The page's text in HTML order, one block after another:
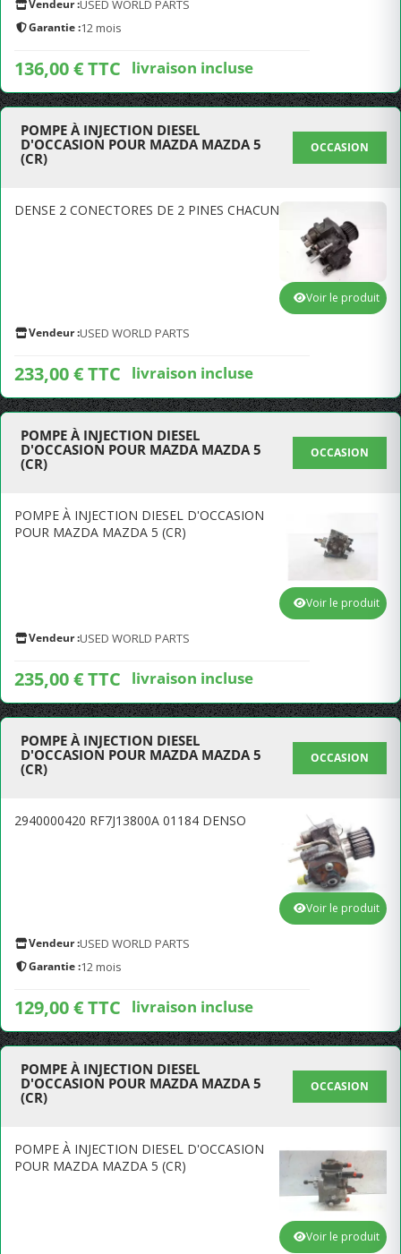
Vendeur :USED WORLD PARTS
Garantie :12 mois
136,00 € TTC livraison incluse
POMPE À INJECTION DIESEL
D'OCCASION POUR MAZDA MAZDA 5
(CR)
OCCASION
DENSE 2 CONECTORES DE 2 PINES CHACUN
Vendeur :USED WORLD PARTS
233,00 € TTC livraison incluse
Voir le produit
POMPE À INJECTION DIESEL
D'OCCASION POUR MAZDA MAZDA 5
(CR)
OCCASION
POMPE À INJECTION DIESEL D'OCCASION
POUR MAZDA MAZDA 5 (CR)
Vendeur :USED WORLD PARTS
235,00 € TTC livraison incluse
Voir le produit
POMPE À INJECTION DIESEL
D'OCCASION POUR MAZDA MAZDA 5
(CR)
OCCASION
2940000420 RF7J13800A 01184 DENSO
Vendeur :USED WORLD PARTS
Garantie :12 mois
129,00 € TTC livraison incluse
Voir le produit
POMPE À INJECTION DIESEL
D'OCCASION POUR MAZDA MAZDA 5
(CR)
OCCASION
POMPE À INJECTION DIESEL D'OCCASION
POUR MAZDA MAZDA 5 (CR)
Voir le produit